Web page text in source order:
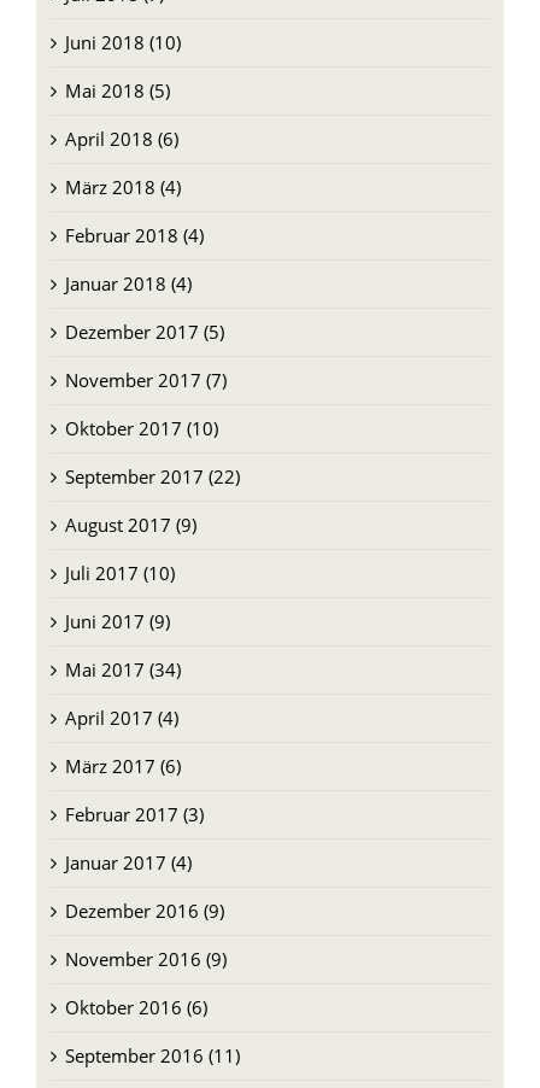
Juni 2018 (10)
Mai 2018 (5)
April 2018 (6)
März 2018 (4)
Februar 2018 (4)
Januar 2018 (4)
Dezember 2017 (5)
November 2017 (7)
Oktober 2017 (10)
September 2017 (22)
August 2017 (9)
Juli 2017 (10)
Juni 2017 (9)
Mai 2017 (34)
April 2017 (4)
März 2017 (6)
Februar 2017 (3)
Januar 2017 (4)
Dezember 2016 (9)
November 2016 (9)
Oktober 2016 (6)
September 2016 (11)